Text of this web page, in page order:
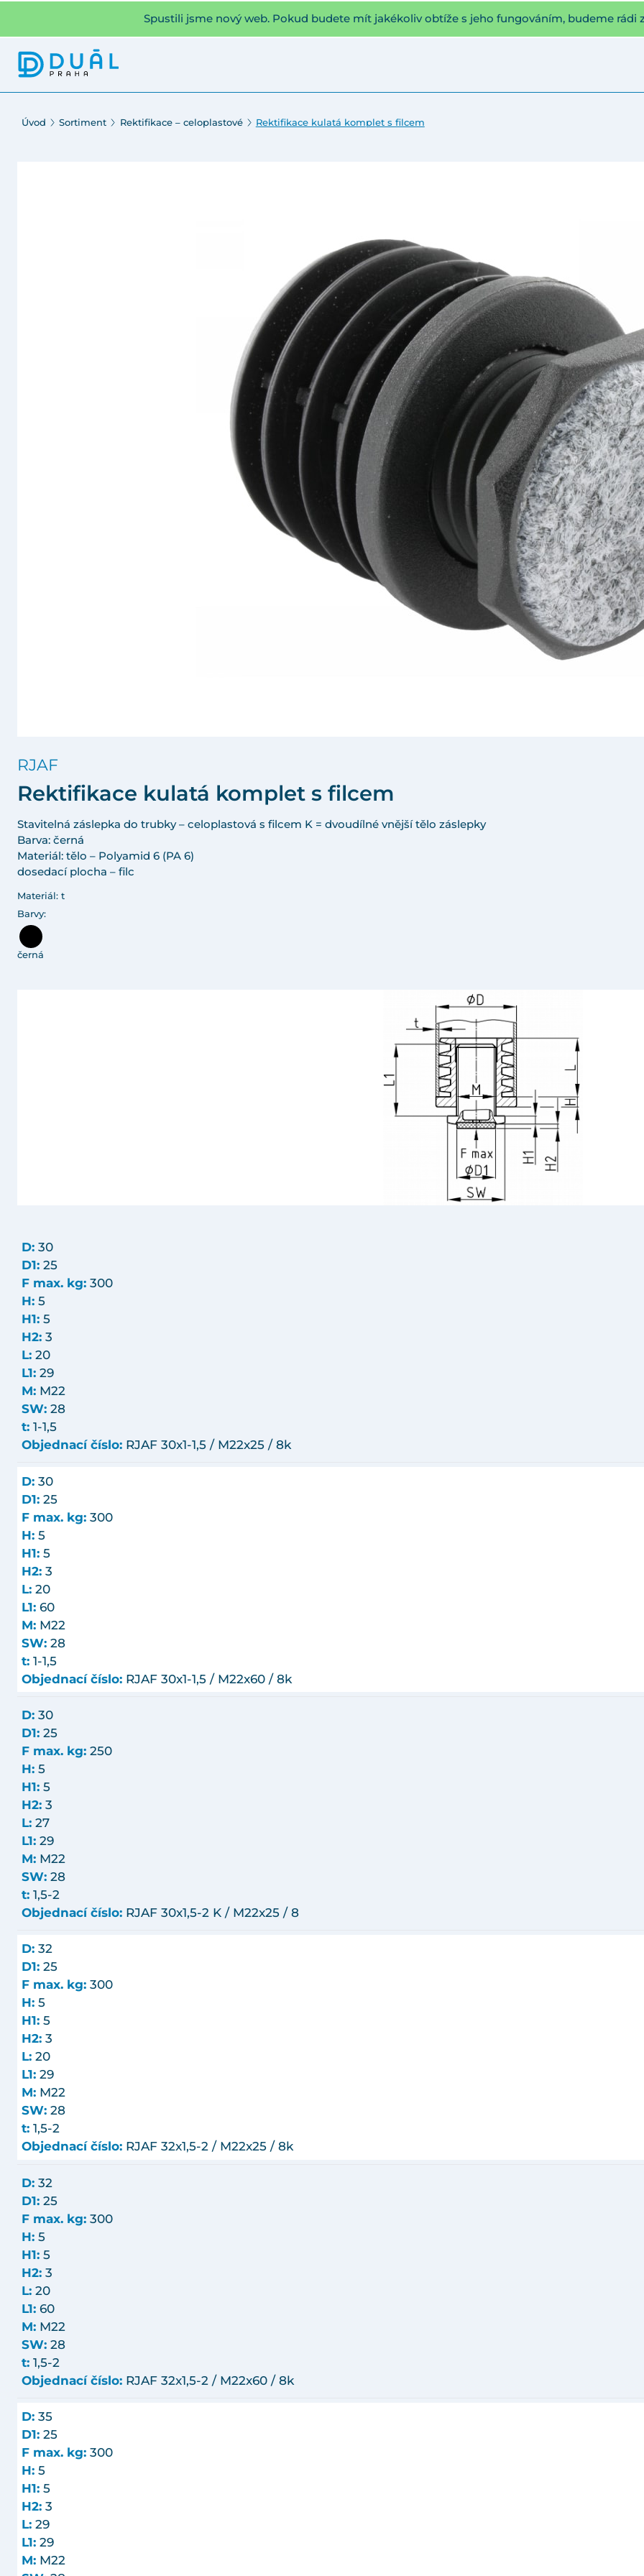
Spustili jsme nový web. Pokud budete mít jakékoliv obtíže s jeho fungováním, budeme rádi
Úvod Sortiment Rektifikace – celoplastové Rektifikace kulatá komplet s filcem
RJAF
Rektifikace kulatá komplet s filcem
Stavitelná záslepka do trubky – celoplastová s filcem K = dvoudílné vnější tělo záslepky
Barva: černá
Materiál: tělo – Polyamid 6 (PA 6)
dosedací plocha – filc
Materiál: t
Barvy:
černá
D: 30
D1: 25
F max. kg: 300
H: 5
H1: 5
H2: 3
L: 20
L1: 29
M: M22
SW: 28
t: 1-1,5
Objednací číslo: RJAF 30x1-1,5 / M22x25 / 8k
D: 30
D1: 25
F max. kg: 300
H: 5
H1: 5
H2: 3
L: 20
L1: 60
M: M22
SW: 28
t: 1-1,5
Objednací číslo: RJAF 30x1-1,5 / M22x60 / 8k
D: 30
D1: 25
F max. kg: 250
H: 5
H1: 5
H2: 3
L: 27
L1: 29
M: M22
SW: 28
t: 1,5-2
Objednací číslo: RJAF 30x1,5-2 K / M22x25 / 8
D: 32
D1: 25
F max. kg: 300
H: 5
H1: 5
H2: 3
L: 20
L1: 29
M: M22
SW: 28
t: 1,5-2
Objednací číslo: RJAF 32x1,5-2 / M22x25 / 8k
D: 32
D1: 25
F max. kg: 300
H: 5
H1: 5
H2: 3
L: 20
L1: 60
M: M22
SW: 28
t: 1,5-2
Objednací číslo: RJAF 32x1,5-2 / M22x60 / 8k
D: 35
D1: 25
F max. kg: 300
H: 5
H1: 5
H2: 3
L: 29
L1: 29
M: M22